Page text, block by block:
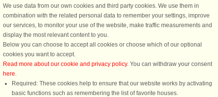
Entspannung und geselliges
Beisammensein ...
van € 966
stilvollen Rückzugsort an der Ostsee
bieten. ...
van € 1.033
We use data from our own cookies and third party cookies. We use them in
combination with the related personal data to remember your settings, improve
our services, to monitor your use of the website, make traffic measurements and
display the most relevant content to you.
Below you can choose to accept all cookies or choose which of our optional
cookies you want to accept.
Read more about our cookie and privacy policy. You can withdraw your consent
here.
Required: These cookies help to ensure that our website works by activating
basic functions such as remembering the list of favorite houses.